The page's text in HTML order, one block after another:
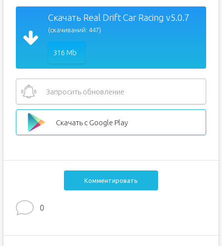
Скачать Real Drift Car Racing v5.0.7
(скачиваний: 447)
316 Mb
Запросить обновление
Скачать с Google Play
Комментировать
0